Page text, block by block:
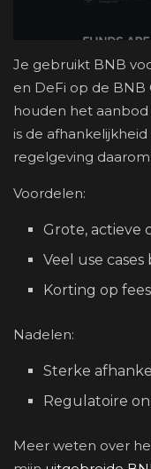
Je gebruikt BNB
en DeFi op de BNB
houden het
is de
regelgeving
Voordelen:
Grote, actieve
Veel use
Korting op
Nadelen:
Sterke
Regulatoire
Meer weten over